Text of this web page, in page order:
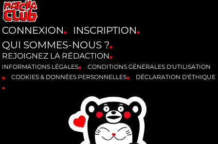
CONNEXION
INSCRIPTION
QUI SOMMES-NOUS ?
REJOIGNEZ LA RÉDACTION
INFORMATIONS LÉGALES
CONDITIONS GÉNÉRALES D'UTILISATION
COOKIES & DONNÉES PERSONNELLES
DÉCLARATION D'ÉTHIQUE